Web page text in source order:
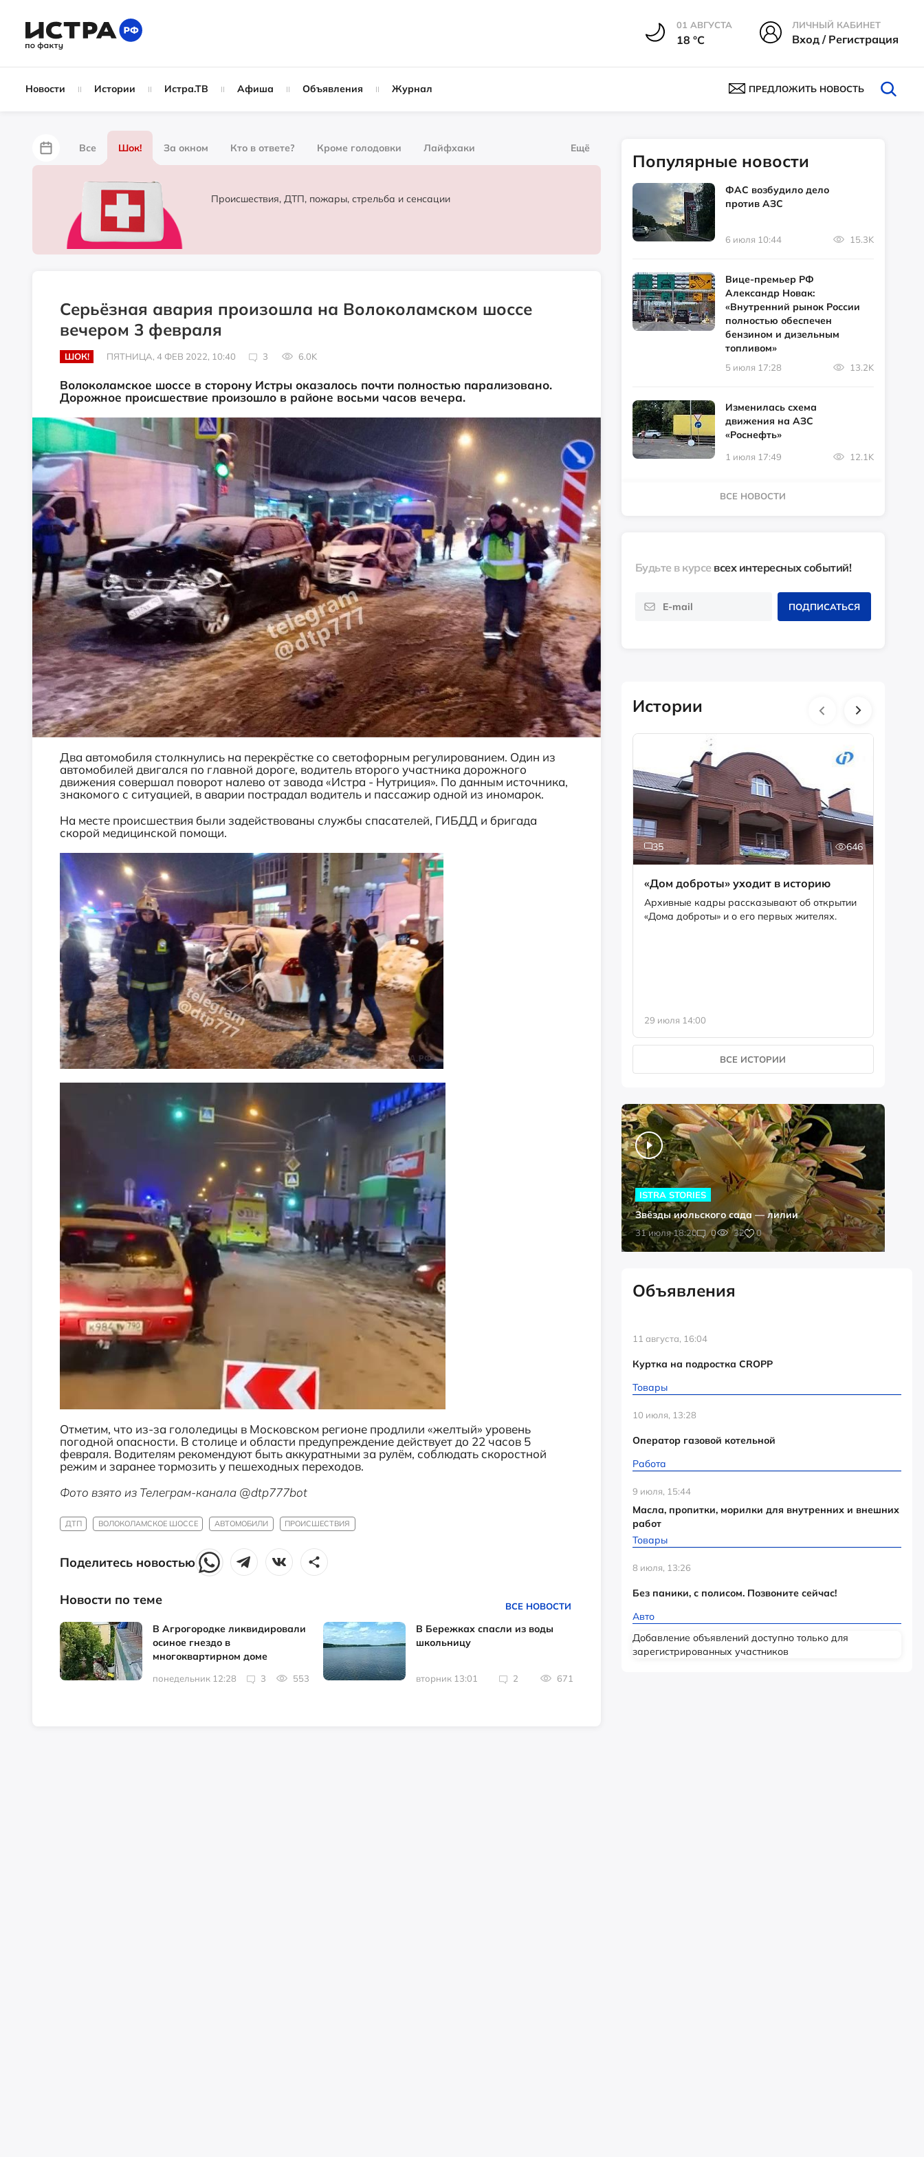
01 АВГУСТА
18 °С
ЛИЧНЫЙ КАБИНЕТ
Вход / Регистрация
Новости Истории Истра.ТВ Афиша Объявления Журнал ПРЕДЛОЖИТЬ НОВОСТЬ
Все Шок! За окном Кто в ответе? Кроме голодовки Лайфхаки
За забором Не по лжи!
Партнёрский материал
Ещё
Происшествия, ДТП, пожары, стрельба и сенсации
Серьёзная авария произошла на Волоколамском шоссе
вечером 3 февраля
ШОК! ПЯТНИЦА, 4 ФЕВ 2022, 10:40 3 6.0K
Волоколамское шоссе в сторону Истры оказалось почти полностью парализовано.
Дорожное происшествие произошло в районе восьми часов вечера.
Два автомобиля столкнулись на перекрёстке со светофорным регулированием. Один из
автомобилей двигался по главной дороге, водитель второго участника дорожного
движения совершал поворот налево от завода «Истра - Нутриция». По данным источника,
знакомого с ситуацией, в аварии пострадал водитель и пассажир одной из иномарок.
На месте происшествия были задействованы службы спасателей, ГИБДД и бригада
скорой медицинской помощи.
Отметим, что из-за гололедицы в Московском регионе продлили «желтый» уровень
погодной опасности. В столице и области предупреждение действует до 22 часов 5
февраля. Водителям рекомендуют быть аккуратными за рулём, соблюдать скоростной
режим и заранее тормозить у пешеходных переходов.
Фото взято из Телеграм-канала @dtp777bot
ДТП ВОЛОКОЛАМСКОЕ ШОССЕ АВТОМОБИЛИ ПРОИСШЕСТВИЯ
Поделитесь новостью
Новости по теме ВСЕ НОВОСТИ
В Агрогородке ликвидировали
осиное гнездо в
многоквартирном доме
понедельник 12:28 3 553
В Бережках спасли из воды
школьницу
вторник 13:01 2 671
Популярные новости
ФАС возбудило дело
против АЗС
6 июля 10:44 15.3K
Вице-премьер РФ
Александр Новак:
«Внутренний рынок России
полностью обеспечен
бензином и дизельным
топливом»
5 июля 17:28 13.2K
Изменилась схема
движения на АЗС
«Роснефть»
1 июля 17:49 12.1K
ВСЕ НОВОСТИ
Будьте в курсе всех интересных событий!
ПОДПИСАТЬСЯ
Истории
35 646
«Дом доброты» уходит в историю
Архивные кадры рассказывают об открытии
«Дома доброты» и о его первых жителях.
29 июля 14:00
ВСЕ ИСТОРИИ
31 июля 18:20 0 32 0
ISTRA STORIES
Звёзды июльского сада — лилии
Объявления
11 августа, 16:04
Куртка на подростка CROPP
Товары
10 июля, 13:28
Оператор газовой котельной
Работа
9 июля, 15:44
Масла, пропитки, морилки для внутренних и внешних
работ
Товары
8 июля, 13:26
Без паники, с полисом. Позвоните сейчас!
Авто
Добавление объявлений доступно только для
зарегистрированных участников